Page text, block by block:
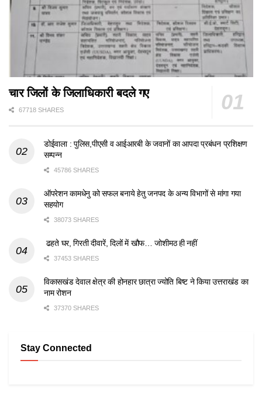
चार जिलों के जिलाधिकारी बदले गए
67718 SHARES
डोईवाला : पुलिस,पीएसी व आईआरबी के जवानों का आपदा प्रबंधन प्रशिक्षण
सम्पन्न
45786 SHARES
ऑपरेशन कामधेनु को सफल बनाये हेतु जनपद के अन्य विभागों से मांगा गया
सहयोग
38073 SHARES
ढहते घर, गिरती दीवारें, दिलों में खौफ… जोशीमठ ही नहीं
37453 SHARES
विकासखंड देवाल क्षेत्र की होनहार छात्रा ज्योति बिष्ट ने किया उत्तराखंड का
नाम रोशन
37370 SHARES
Stay Connected